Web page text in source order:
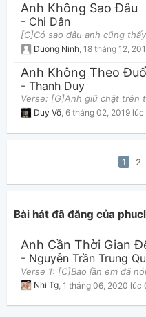
Anh Không Sao Đâu
- Chi Dân
Duong Ninh 18 tháng 12,
Anh Không Theo
- Thanh Duy
Duy Võ 6 tháng 02, 2019
1 2
Bài hát đã đăng của
- Nguyễn Trần Trung
Nhi Tg 1 tháng 06, 2020 lúc